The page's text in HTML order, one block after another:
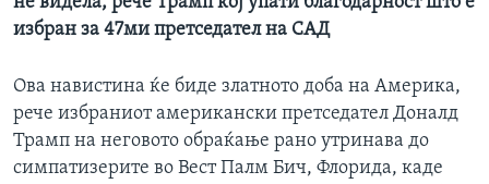
избран за 47ми претседател на САД
Ова навистина ќе биде златното доба на Америка,
рече избраниот американски претседател Доналд
Трамп на неговото обраќање рано утринава до
симпатизерите во Вест Палм Бич, Флорида, каде